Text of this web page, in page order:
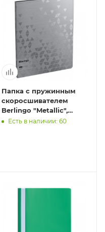
Папка с пружинным
скоросшивателем
Berlingo "Metallic",
17мм, 1000мкм,
Есть в наличии: 60